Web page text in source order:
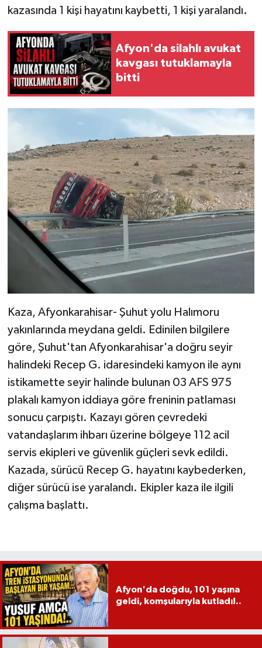
kazasında 1 kişi hayatını kaybetti, 1 kişi yaralandı.
Afyon'da silahlı avukat
kavgası tutuklamayla
bitti
Kaza, Afyonkarahisar- Şuhut yolu Halımoru
yakınlarında meydana geldi. Edinilen bilgilere
göre, Şuhut'tan Afyonkarahisar'a doğru seyir
halindeki Recep G. idaresindeki kamyon ile aynı
istikamette seyir halinde bulunan 03 AFS 975
plakalı kamyon iddiaya göre freninin patlaması
sonucu çarpıştı. Kazayı gören çevredeki
vatandaşlarım ihbarı üzerine bölgeye 112 acil
servis ekipleri ve güvenlik güçleri sevk edildi.
Kazada, sürücü Recep G. hayatını kaybederken,
diğer sürücü ise yaralandı. Ekipler kaza ile ilgili
çalışma başlattı.
Afyon'da doğdu, 101 yaşına
geldi, komşularıyla kutladı!..